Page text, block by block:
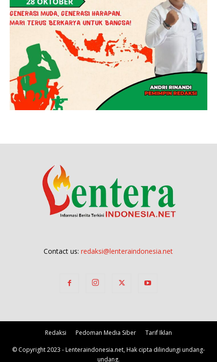
Contact us:redaksi@lenteraindonesia.net
Redaksi Pedoman Media Siber Tarif Iklan
© Copyright 2023 - Lenteraindonesia.net, Hak cipta dilindungi undang-
undang.